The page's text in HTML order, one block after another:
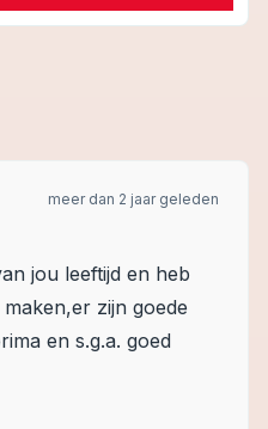
meer dan 2 jaar geleden
jou leeftijd en heb
zijn goede
en s.g.a. goed